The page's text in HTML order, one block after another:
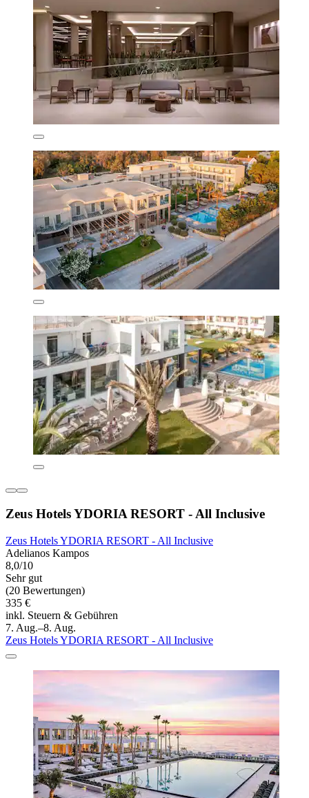
Zeus Hotels YDORIA RESORT - All Inclusive
Zeus Hotels YDORIA RESORT - All Inclusive
Adelianos Kampos
8,0/10
Sehr gut
(20 Bewertungen)
335 €
inkl. Steuern & Gebühren
7. Aug.–8. Aug.
Zeus Hotels YDORIA RESORT - All Inclusive